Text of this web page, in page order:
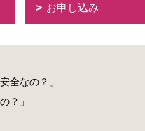
お申し込み
全なの？」
？」